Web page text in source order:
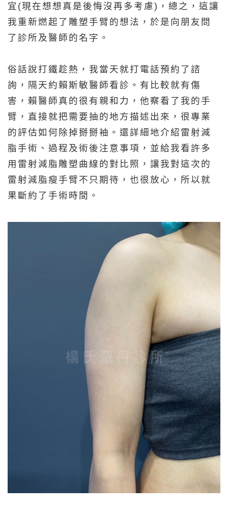
宜(現在想想真是後悔沒再多考慮)，總之，這讓
我重新燃起了雕塑手臂的想法，於是向朋友問
了診所及醫師的名字。
俗話說打鐵趁熱，我當天就打電話預約了諮
詢，隔天約賴斯敏醫師看診。有比較就有傷
害，賴醫師真的很有親和力，他察看了我的手
臂，直接就把需要抽的地方描述出來，很專業
的評估如何除掉掰掰袖。還詳細地介紹雷射減
脂手術、過程及術後注意事項，並給我看許多
用雷射減脂雕塑曲線的對比照，讓我對這次的
雷射減脂瘦手臂不只期待，也很放心，所以就
果斷約了手術時間。